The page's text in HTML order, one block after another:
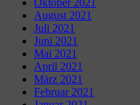
August 2021
Juli 2021
Juni 2021
Mai 2021
April 2021
März 2021
Februar 2021